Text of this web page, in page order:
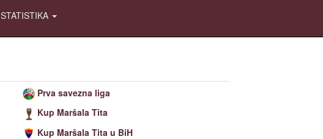
STATISTIKA
Prva savezna liga
Kup Maršala Tita
Kup Maršala Tita u BiH